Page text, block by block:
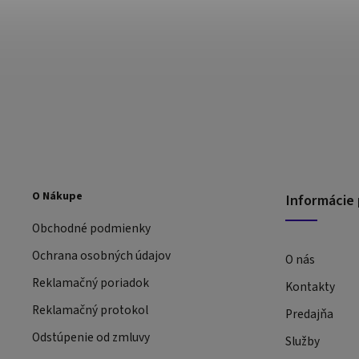
O Nákupe
Obchodné podmienky
Ochrana osobných údajov
Reklamačný poriadok
Reklamačný protokol
Odstúpenie od zmluvy
Informácie
O nás
Kontakty
Predajňa
Služby